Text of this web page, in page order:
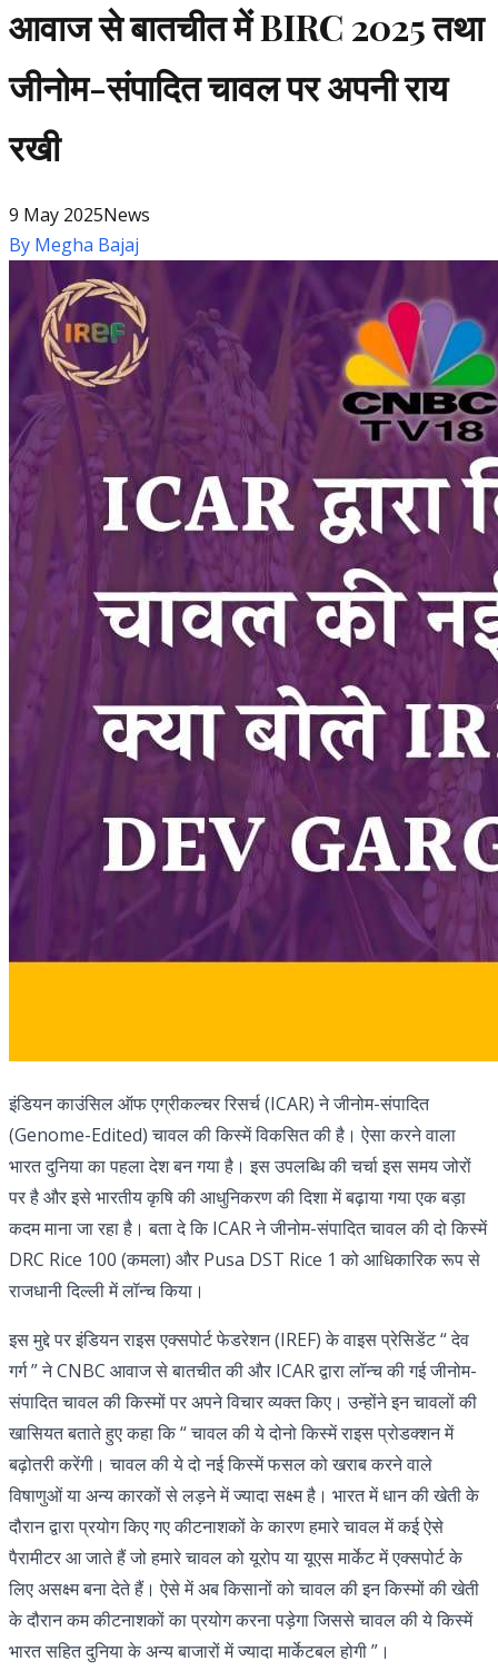
आवाज से बातचीत में BIRC 2025 तथा
जीनोम-संपादित चावल पर अपनी राय
रखी
9 May 2025News
By Megha Bajaj
इंडियन काउंसिल ऑफ एग्रीकल्चर रिसर्च (ICAR) ने जीनोम-संपादित
(Genome-Edited) चावल की किस्में विकसित की है। ऐसा करने वाला
भारत दुनिया का पहला देश बन गया है। इस उपलब्धि की चर्चा इस समय जोरों
पर है और इसे भारतीय कृषि की आधुनिकरण की दिशा में बढ़ाया गया एक बड़ा
कदम माना जा रहा है। बता दे कि ICAR ने जीनोम-संपादित चावल की दो किस्में
DRC Rice 100 (कमला) और Pusa DST Rice 1 को आधिकारिक रूप से
राजधानी दिल्ली में लॉन्च किया।
इस मुद्दे पर इंडियन राइस एक्सपोर्ट फेडरेशन (IREF) के वाइस प्रेसिडेंट “ देव
गर्ग ” ने CNBC आवाज से बातचीत की और ICAR द्वारा लॉन्च की गई जीनोम-
संपादित चावल की किस्मों पर अपने विचार व्यक्त किए। उन्होंने इन चावलों की
खासियत बताते हुए कहा कि “ चावल की ये दोनो किस्में राइस प्रोडक्शन में
बढ़ोतरी करेंगी। चावल की ये दो नई किस्में फसल को खराब करने वाले
विषाणुओं या अन्य कारकों से लड़ने में ज्यादा सक्ष्म है। भारत में धान की खेती के
दौरान द्वारा प्रयोग किए गए कीटनाशकों के कारण हमारे चावल में कई ऐसे
पैरामीटर आ जाते हैं जो हमारे चावल को यूरोप या यूएस मार्केट में एक्सपोर्ट के
लिए असक्ष्म बना देते हैं। ऐसे में अब किसानों को चावल की इन किस्मों की खेती
के दौरान कम कीटनाशकों का प्रयोग करना पड़ेगा जिससे चावल की ये किस्में
भारत सहित दुनिया के अन्य बाजारों में ज्यादा मार्केटबल होगी ”।